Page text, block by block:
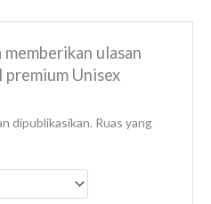
ulasan
premium Unisex
dipublikasikan. Ruas yang